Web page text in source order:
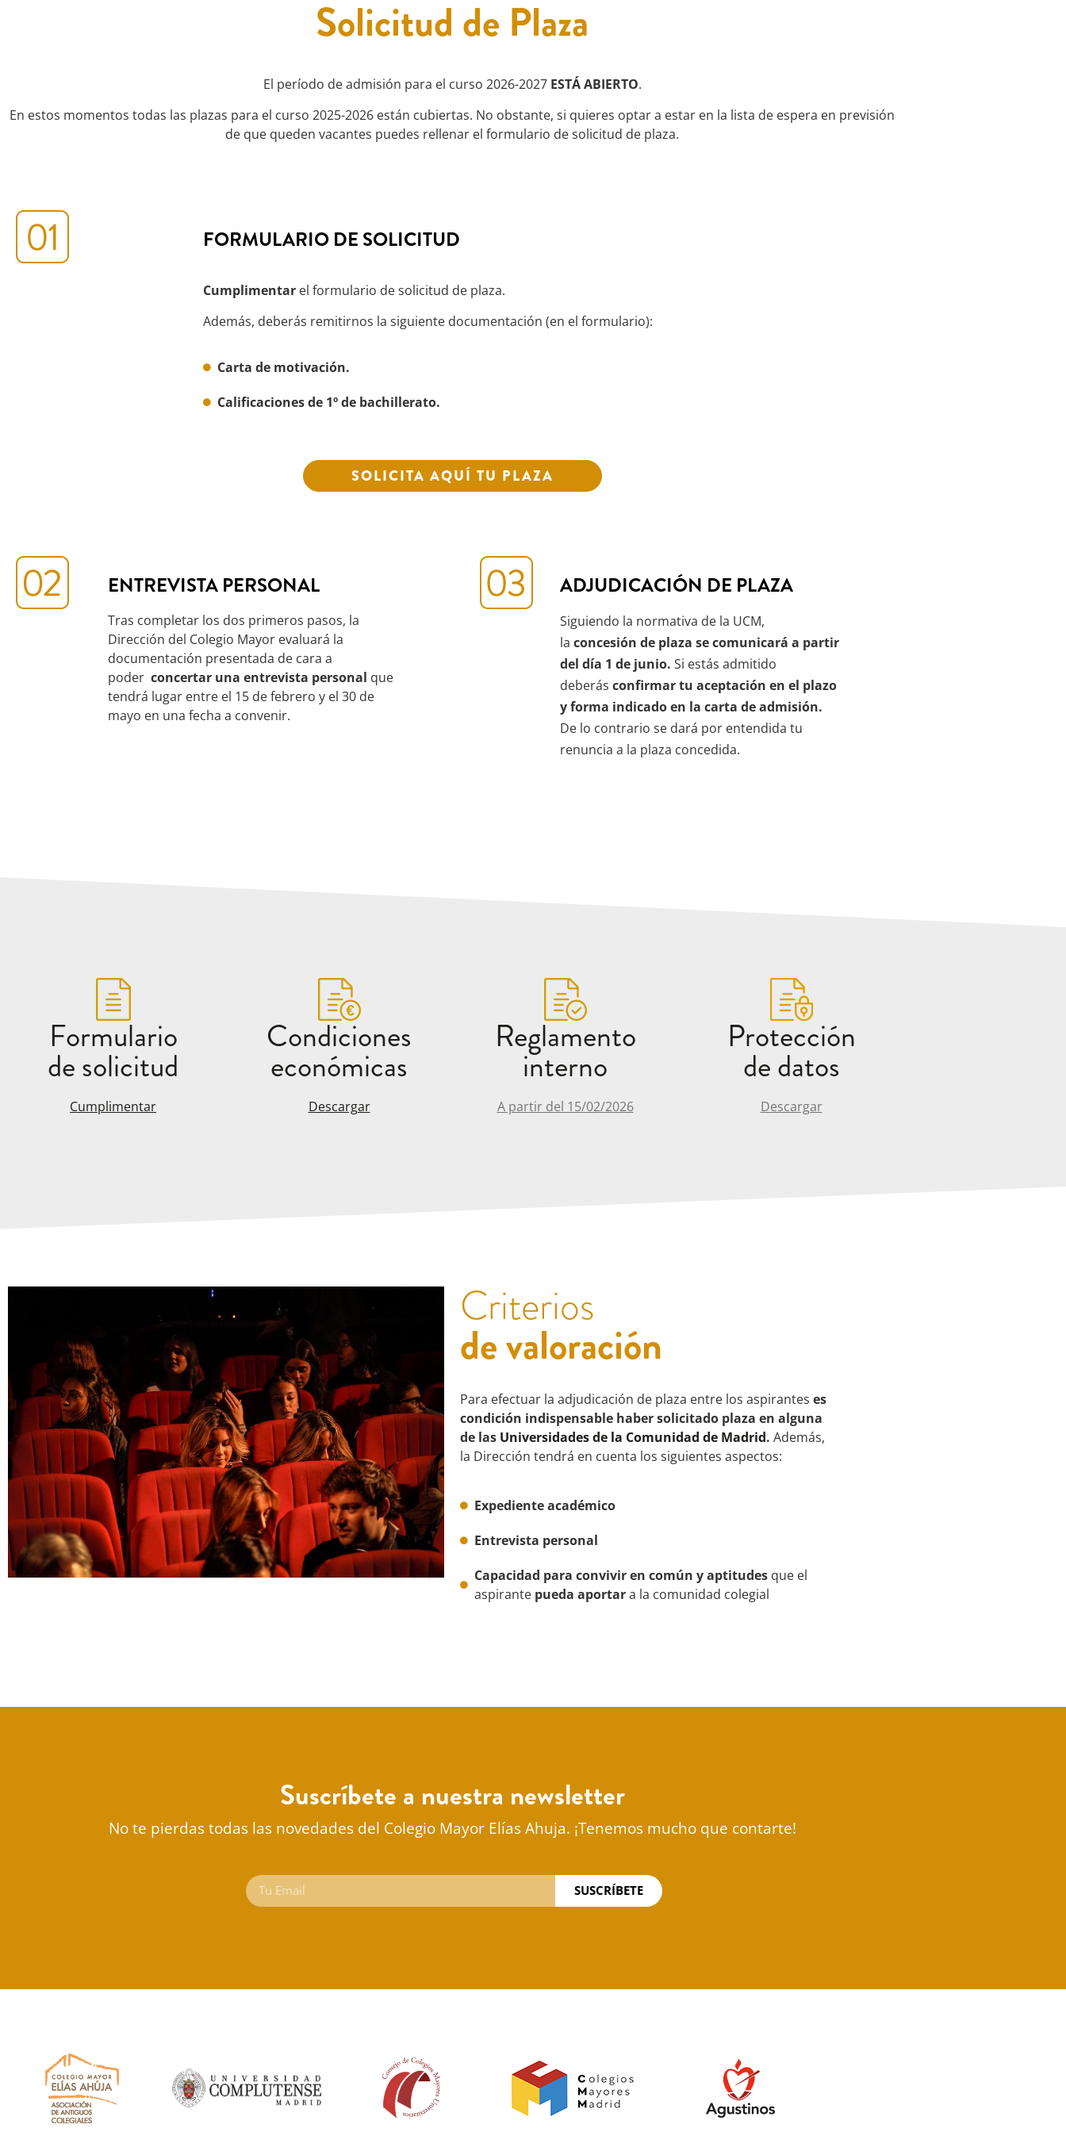
Solicitud de Plaza
El período de admisión para el curso 2026-2027 ESTÁ ABIERTO.
En estos momentos todas las plazas para el curso 2025-2026 están cubiertas. No obstante, si quieres optar a estar en la lista de espera en previsión
de que queden vacantes puedes rellenar el formulario de solicitud de plaza.
FORMULARIO DE SOLICITUD
Cumplimentar el formulario de solicitud de plaza.
Además, deberás remitirnos la siguiente documentación (en el formulario):
Carta de motivación.
Calificaciones de 1º de bachillerato.
SOLICITA AQUÍ TU PLAZA
ENTREVISTA PERSONAL
Tras completar los dos primeros pasos, la
Dirección del Colegio Mayor evaluará la
documentación presentada de cara a
poder concertar una entrevista personal que
tendrá lugar entre el 15 de febrero y el 30 de
mayo en una fecha a convenir.
ADJUDICACIÓN DE PLAZA
Siguiendo la normativa de la UCM,
la concesión de plaza se comunicará a partir
del día 1 de junio. Si estás admitido
deberás confirmar tu aceptación en el plazo
y forma indicado en la carta de admisión.
De lo contrario se dará por entendida tu
renuncia a la plaza concedida.
Formulario
de solicitud
Cumplimentar
Condiciones
económicas
Descargar
Reglamento
interno
A partir del 15/02/2026
Protección
de datos
Descargar
Criterios
de valoración
Para efectuar la adjudicación de plaza entre los aspirantes es
condición indispensable haber solicitado plaza en alguna
de las Universidades de la Comunidad de Madrid. Además,
la Dirección tendrá en cuenta los siguientes aspectos:
Expediente académico
Entrevista personal
Capacidad para convivir en común y aptitudes que el
aspirante pueda aportara la comunidad colegial
Suscríbete a nuestra newsletter
No te pierdas todas las novedades del Colegio Mayor Elías Ahuja. ¡Tenemos mucho que contarte!
SUSCRÍBETE